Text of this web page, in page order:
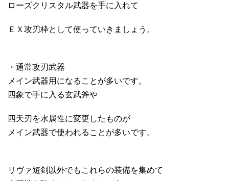
ローズクリスタル武器を手に入れて
ＥＸ攻刃枠として使っていきましょう。
・通常攻刃武器
メイン武器用になることが多いです。
四象で手に入る玄武斧や
四天刃を水属性に変更したものが
メイン武器で使われることが多いです。
リヴァ短剣以外でもこれらの装備を集めて